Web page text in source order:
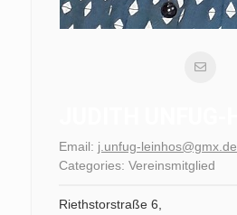
Email: j.unfug-leinhos@gmx.de
Categories: Vereinsmitglied
Riethstorstraße 6,